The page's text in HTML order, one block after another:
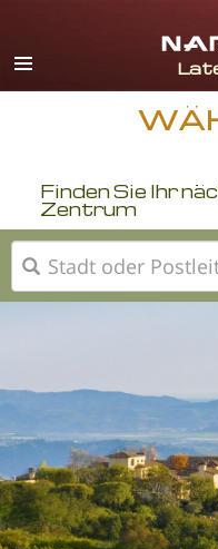
Finden Sie Ihr
Zentrum